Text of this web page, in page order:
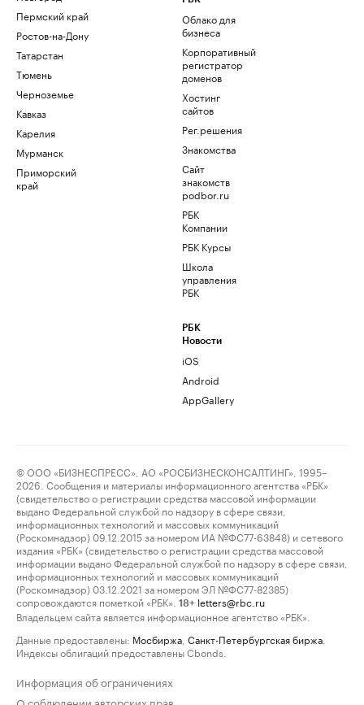
Пермский край
Ростов-на-Дону
Татарстан
Тюмень
Черноземье
Кавказ
Карелия
Мурманск
Приморский
край
Облако для
бизнеса
Корпоративный
регистратор
доменов
Хостинг
сайтов
Рег.решения
Знакомства
Сайт
знакомств
podbor.ru
РБК
Компании
РБК Курсы
Школа
управления
РБК
РБК
Новости
iOS
Android
AppGallery
© ООО «БИЗНЕСПРЕСС», АО «РОСБИЗНЕСКОНСАЛТИНГ», 1995–
2026. Сообщения и материалы информационного агентства «РБК»
(свидетельство о регистрации средства массовой информации
выдано Федеральной службой по надзору в сфере связи,
информационных технологий и массовых коммуникаций
(Роскомнадзор) 09.12.2015 за номером ИА №ФС77-63848) и сетевого
издания «РБК» (свидетельство о регистрации средства массовой
информации выдано Федеральной службой по надзору в сфере связи,
информационных технологий и массовых коммуникаций
(Роскомнадзор) 03.12.2021 за номером ЭЛ №ФС77-82385)
сопровождаются пометкой «РБК».
18+ letters@rbc.ru
Владельцем сайта является информационное агентство «РБК».
Данные предоставлены: Мосбиржа Санкт-Петербургская биржа
Индексы облигаций предоставлены Cbonds.
Информация об ограничениях
О соблюдении авторских прав